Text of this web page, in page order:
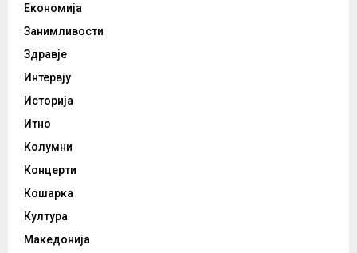
Економија
Занимливости
Здравје
Интервју
Историја
Итно
Колумни
Концерти
Кошарка
Култура
Македонија